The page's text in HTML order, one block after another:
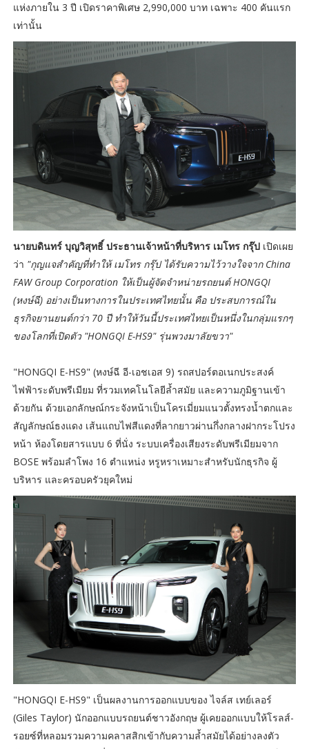
แห่งภายใน 3 ปี เปิดราคาพิเศษ 2,990,000 บาท เฉพาะ 400 คันแรก
เท่านั้น
นายบดินทร์ บุญวิสุทธิ์ ประธานเจ้าหน้าที่บริหาร เมโทร กรุ๊ปเปิดเผย
ว่า "กุญแจสำคัญที่ทำให้ เมโทร กรุ๊ป ได้รับความไว้วางใจจาก China
FAW Group Corporation ให้เป็นผู้จัดจำหน่ายรถยนต์ HONGQI
(หงษ์ฉี) อย่างเป็นทางการในประเทศไทยนั้น คือ ประสบการณ์ใน
ธุรกิจยานยนต์กว่า 70 ปี ทำให้วันนี้ประเทศไทยเป็นหนึ่งในกลุ่มแรกๆ
ของโลกที่เปิดตัว "HONGQI E-HS9" รุ่นพวงมาลัยขวา"
"HONGQI E-HS9" (หงษ์ฉี อี-เอชเอส 9) รถสปอร์ตอเนกประสงค์
ไฟฟ้าระดับพรีเมียม ที่รวมเทคโนโลยีล้ำสมัย และความภูมิฐานเข้า
ด้วยกัน ด้วยเอกลักษณ์กระจังหน้าเป็นโครเมี่ยมแนวตั้งทรงน้ำตกและ
สัญลักษณ์ธงแดง เส้นแถบไฟสีแดงที่ลากยาวผ่านกึ่งกลางฝากระโปรง
หน้า ห้องโดยสารแบบ 6 ที่นั่ง ระบบเครื่องเสียงระดับพรีเมียมจาก
BOSE พร้อมลำโพง 16 ตำแหน่ง หรูหราเหมาะสำหรับนักธุรกิจ ผู้
บริหาร และครอบครัวยุคใหม่
"HONGQI E-HS9" เป็นผลงานการออกแบบของ ไจล์ส เทย์เลอร์
(Giles Taylor) นักออกแบบรถยนต์ชาวอังกฤษ ผู้เคยออกแบบให้โรลส์-
รอยซ์ที่หลอมรวมความคลาสสิกเข้ากับความล้ำสมัยได้อย่างลงตัว